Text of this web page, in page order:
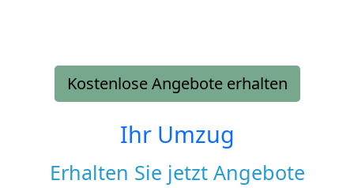
Kostenlose Angebote erhalten
Ihr Umzug
Erhalten Sie jetzt Angebote